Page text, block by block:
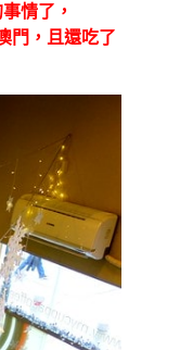
情了，
門，且還吃了